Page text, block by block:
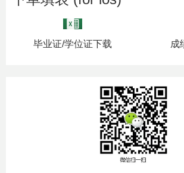
毕业证/学位证下载 成